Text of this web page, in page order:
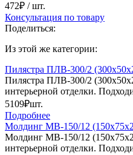
472₽ / шт.
Консультация по товару
Поделиться:
Из этой же категории:
Пилястра ПЛВ-300/2
Пилястра ПЛВ-300/2
интерьерной отделки.
5109₽шт.
Подробнее
Молдинг МВ-150/12
Молдинг МВ-150/12
интерьерной отделки.